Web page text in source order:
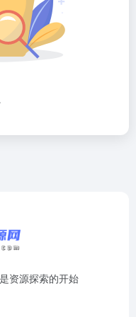
资源探索的开始